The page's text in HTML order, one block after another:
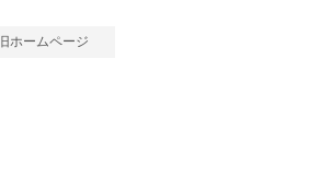
旧ホームページ